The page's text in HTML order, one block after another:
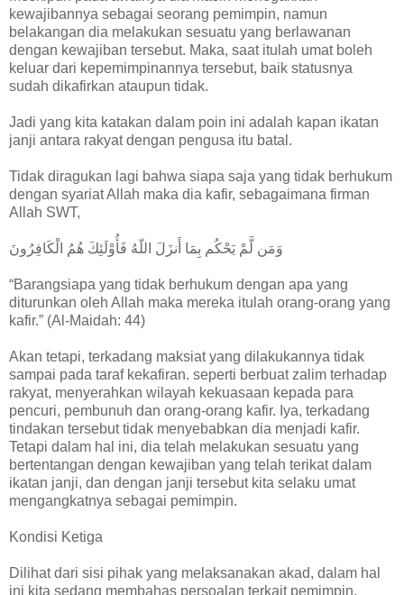
kewajibannya sebagai seorang pemimpin, namun
belakangan dia melakukan sesuatu yang berlawanan
dengan kewajiban tersebut. Maka, saat itulah umat boleh
keluar dari kepemimpinannya tersebut, baik statusnya
sudah dikafirkan ataupun tidak.
Jadi yang kita katakan dalam poin ini adalah kapan ikatan
janji antara rakyat dengan pengusa itu batal.
Tidak diragukan lagi bahwa siapa saja yang tidak berhukum
dengan syariat Allah maka dia kafir, sebagaimana firman
Allah SWT,
وَمَن لَّمْ يَحْكُم بِمَا أَنزَلَ اللّهُ فَأُوْلَئِكَ هُمُ الْكَافِرُونَ
“Barangsiapa yang tidak berhukum dengan apa yang
diturunkan oleh Allah maka mereka itulah orang-orang yang
kafir.” (Al-Maidah: 44)
Akan tetapi, terkadang maksiat yang dilakukannya tidak
sampai pada taraf kekafiran. seperti berbuat zalim terhadap
rakyat, menyerahkan wilayah kekuasaan kepada para
pencuri, pembunuh dan orang-orang kafir. Iya, terkadang
tindakan tersebut tidak menyebabkan dia menjadi kafir.
Tetapi dalam hal ini, dia telah melakukan sesuatu yang
bertentangan dengan kewajiban yang telah terikat dalam
ikatan janji, dan dengan janji tersebut kita selaku umat
mengangkatnya sebagai pemimpin.
Kondisi Ketiga
Dilihat dari sisi pihak yang melaksanakan akad, dalam hal
ini kita sedang membahas persoalan terkait pemimpin,